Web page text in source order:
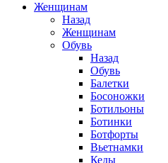
Женщинам
Назад
Женщинам
Обувь
Назад
Обувь
Балетки
Босоножки
Ботильоны
Ботинки
Ботфорты
Вьетнамки
Кеды